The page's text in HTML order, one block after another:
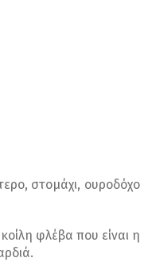
στομάχι, ουροδόχο
φλέβα που είναι η